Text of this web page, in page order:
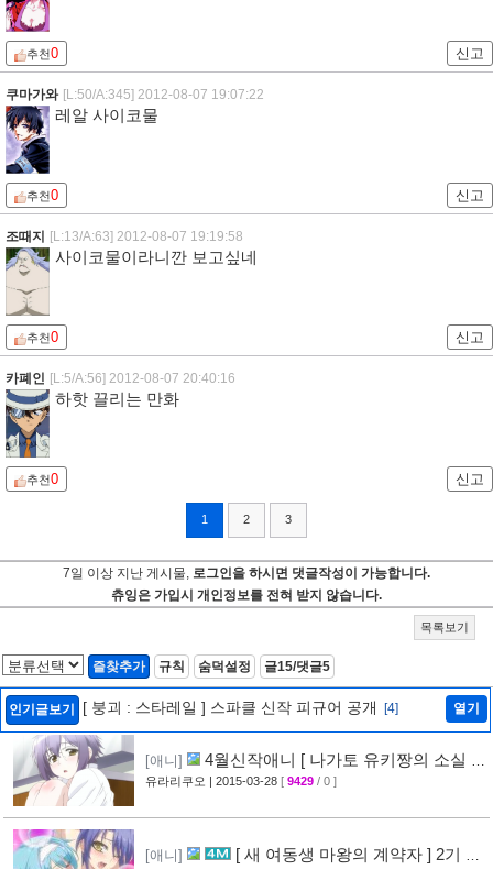
추천0 신고
쿠마가와 [L:50/A:345] 2012-08-07 19:07:22
레알 사이코물
추천0 신고
조때지 [L:13/A:63] 2012-08-07 19:19:58
사이코물이라니깐 보고싶네
추천0 신고
카폐인 [L:5/A:56] 2012-08-07 20:40:16
하핫 끌리는 만화
추천0 신고
1 2 3
7일 이상 지난 게시물, 로그인을 하시면 댓글작성이 가능합니다.
츄잉은 가입시 개인정보를 전혀 받지 않습니다.
목록보기
즐찾추가 규칙 숨덕설정 글15/댓글5
인기글보기 [ 붕괴 : 스타레일 ] 스파클 신작 피규어 공개 [4] 열기
[애니]
4월신작애니 [ 나가토 유키짱의 소실 ]
PV 영상 공개 [35]
유라리쿠오 | 2015-03-28 [ 9429 / 0 ]
[애니]
[ 새 여동생 마왕의 계약자 ] 2기 제